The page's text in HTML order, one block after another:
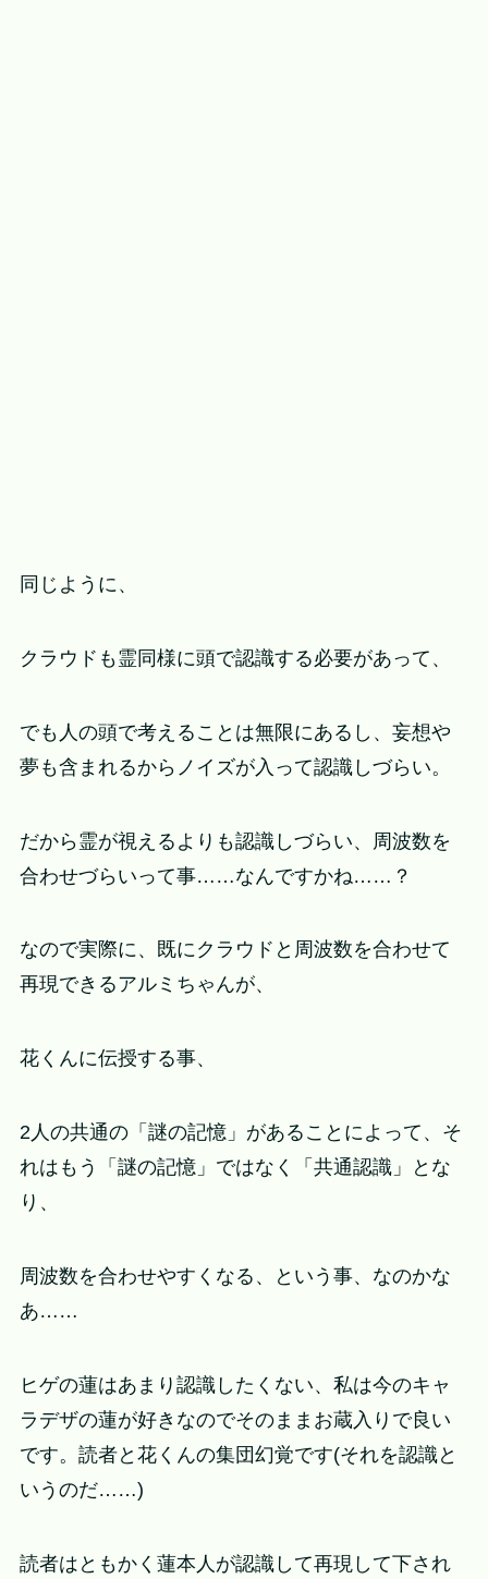
同じように、
クラウドも霊同様に頭で認識する必要があって、
でも人の頭で考えることは無限にあるし、妄想や
夢も含まれるからノイズが入って認識しづらい。
だから霊が視えるよりも認識しづらい、周波数を
合わせづらいって事……なんですかね……？
なので実際に、既にクラウドと周波数を合わせて
再現できるアルミちゃんが、
花くんに伝授する事、
2人の共通の「謎の記憶」があることによって、そ
れはもう「謎の記憶」ではなく「共通認識」とな
り、
周波数を合わせやすくなる、という事、なのかな
あ……
ヒゲの蓮はあまり認識したくない、私は今のキャ
ラデザの蓮が好きなのでそのままお蔵入りで良い
です。読者と花くんの集団幻覚です(それを認識と
いうのだ……)
読者はともかく蓮本人が認識して再現して下され